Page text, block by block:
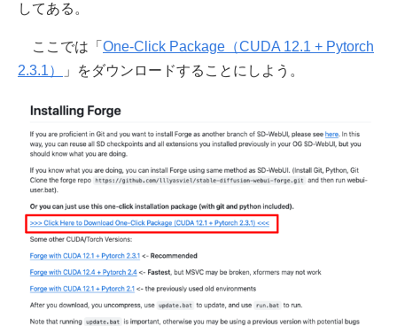
してある。
ここでは「 One-Click Package（CUDA 12.1 + Pytorch
2.3.1）
」をダウンロードすることにしよう。